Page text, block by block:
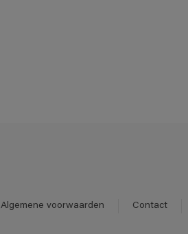
Algemene voorwaarden Contact